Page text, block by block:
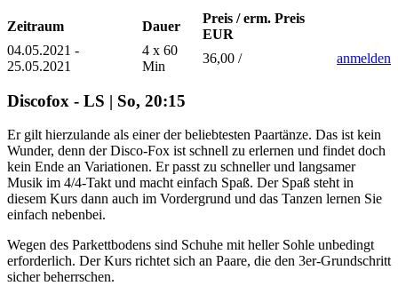
Zeitraum Dauer
Preis / erm. Preis
EUR
04.05.2021 -
25.05.2021
4 x 60
Min
36,00 / anmelden
Discofox - LS | So, 20:15
Er gilt hierzulande als einer der beliebtesten Paartänze. Das ist kein
Wunder, denn der Disco-Fox ist schnell zu erlernen und findet doch
kein Ende an Variationen. Er passt zu schneller und langsamer
Musik im 4/4-Takt und macht einfach Spaß. Der Spaß steht in
diesem Kurs dann auch im Vordergrund und das Tanzen lernen Sie
einfach nebenbei.
Wegen des Parkettbodens sind Schuhe mit heller Sohle unbedingt
erforderlich. Der Kurs richtet sich an Paare, die den 3er-Grundschritt
sicher beherrschen.